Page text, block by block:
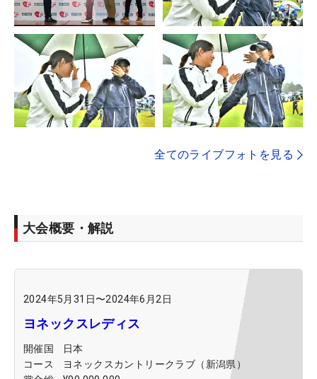
全てのライブフォトを見る
大会概要・解説
2024年5月31日〜2024年6月2日
ヨネックスレディス
開催国
日本
コース
ヨネックスカントリークラブ（新潟県）